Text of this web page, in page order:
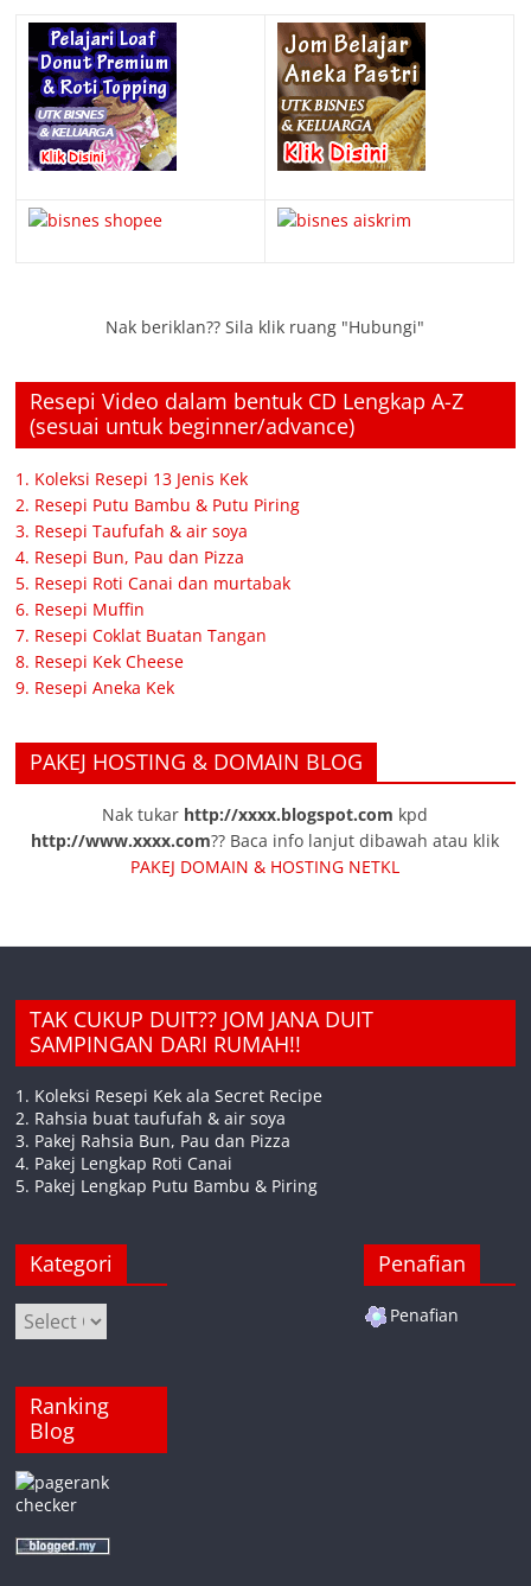
Nak beriklan?? Sila klik ruang "Hubungi"
Resepi Video dalam bentuk CD Lengkap A-Z
(sesuai untuk beginner/advance)
1. Koleksi Resepi 13 Jenis Kek
2. Resepi Putu Bambu & Putu Piring
3. Resepi Taufufah & air soya
4. Resepi Bun, Pau dan Pizza
5. Resepi Roti Canai dan murtabak
6. Resepi Muffin
7. Resepi Coklat Buatan Tangan
8. Resepi Kek Cheese
9. Resepi Aneka Kek
PAKEJ HOSTING & DOMAIN BLOG
Nak tukar http://xxxx.blogspot.com kpd
http://www.xxxx.com?? Baca info lanjut dibawah atau klik
PAKEJ DOMAIN & HOSTING NETKL
TAK CUKUP DUIT?? JOM JANA DUIT
SAMPINGAN DARI RUMAH!!
1. Koleksi Resepi Kek ala Secret Recipe
2. Rahsia buat taufufah & air soya
3. Pakej Rahsia Bun, Pau dan Pizza
4. Pakej Lengkap Roti Canai
5. Pakej Lengkap Putu Bambu & Piring
Kategori
Kategori
Ranking
Blog
Penafian
Penafian